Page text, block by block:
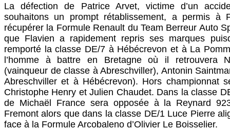
La défection de Patrice Arvet, victime d’un
souhaitons un prompt rétablissement, a permis à
récupérer la Formule Renault du Team Berreur Auto
que Flavien a rapidement repris ses marques
remporté la classe DE/7 à Hébécrevon et à La
l’homme à battre en Bretagne où il retrouvera
(vainqueur de classe à Abreschviller), Antonin
Abreschviller et à Hébécrevon). Hors championnat
Christophe Henry et Julien Chaudet. Dans la classe
de Michaël France sera opposée à la Reynard
Fremont alors que dans la classe DE/1 Luce Pierre
face à la Formule Arcobaleno d’Olivier Le Boisselier.